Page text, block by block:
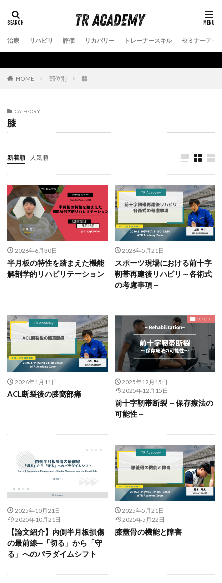
治療 リハビリ 評価 リカバリー トレーナースキル セミナーアー
HOME 部位別 膝
CATEGORY
膝
新着順 人気順
2026年6月30日
半月板の特性を踏まえた機能
解剖学的リハビリテーション
2026年5月21日
スポーツ現場における前十字
靭帯再建後リハビリ～各術式
の考慮事項～
2026年1月11日
ACL断裂後の膝窩部痛
2025年12月15日
2025年12月15日
前十字靭帯断裂 ～保存療法の
可能性～
2025年10月21日
2025年10月21日
【論文紹介】内側半月板損傷
の最前線─「切る」から「守
る」へのパラダイムシフト
2025年5月21日
2025年5月22日
膝蓋骨の機能と障害